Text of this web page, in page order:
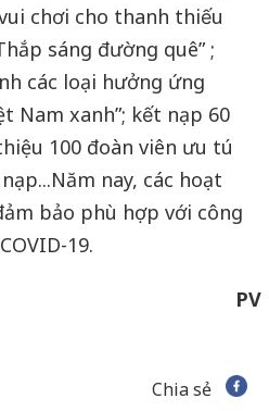
chơi cho thanh thiếu
sáng đường quê” ;
các loại hưởng ứng
Nam xanh”; kết nạp 60
100 đoàn viên ưu tú
nay, các hoạt
bảo phù hợp với công
19.
PV
Chia sẻ